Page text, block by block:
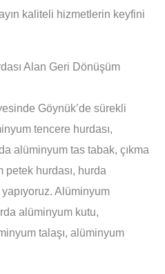
kaliteli hizmetlerin keyfini
Alan Geri Dönüşüm
Göynük’de sürekli
tencere hurdası,
alüminyum tas tabak, çıkma
hurdası, hurda
Alüminyum
alüminyum kutu,
talaşı, alüminyum